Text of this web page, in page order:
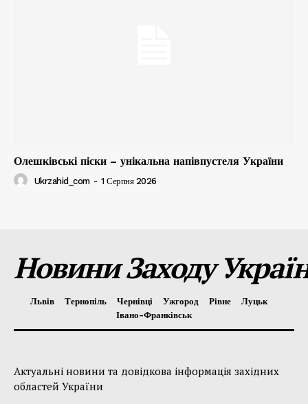
Олешківські піски – унікальна напівпустеля України
Ukrzahid_com - 1 Серпня 2026
Новини Заходу
Львів Тернопіль Чернівці Ужгород Рівне
Луцьк
Івано-Франківськ
Актуальні новини та довідкова інформація західних
областей України